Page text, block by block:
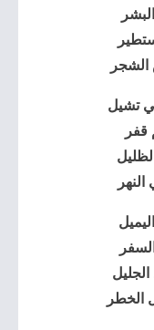
الشجر
تشيل
قفر
الخطر